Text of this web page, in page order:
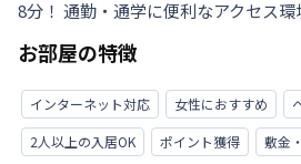
お部屋の特徴
インターネット対応 女性におすすめ
2人以上の入居OK
ポイント獲得 敷金